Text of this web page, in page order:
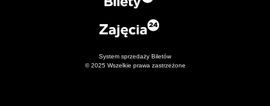
System sprzedaży Biletów
© 2025 Wszelkie prawa zastrzeżone